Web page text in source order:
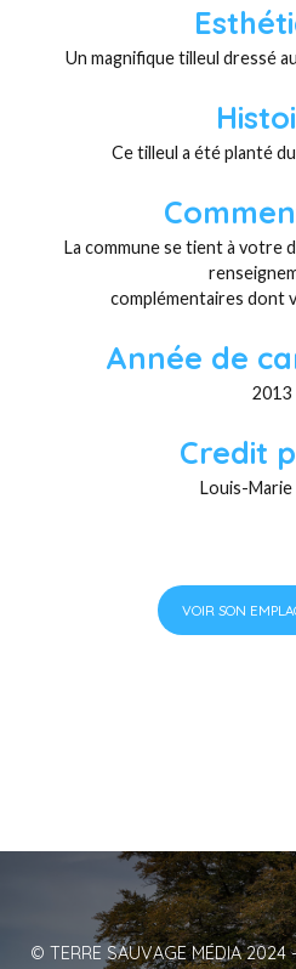
Un magnifique tilleul dressé
Ce tilleul a été planté
La commune se tient à votre
complémentaires dont
Année de
2013
Credit
Louis-Marie
VOIR SON
© TERRE SAUVAGE MÉDIA 2024